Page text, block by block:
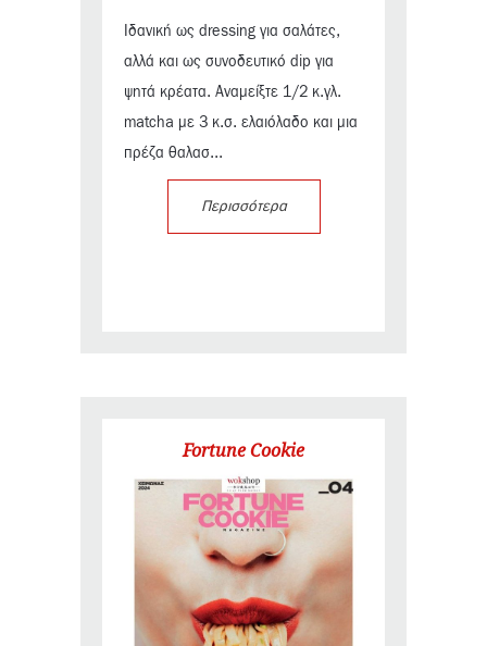
Ιδανική ως dressing για σαλάτες,
αλλά και ως συνοδευτικό dip για
ψητά κρέατα. Αναμείξτε 1/2 κ.γλ.
matcha με 3 κ.σ. ελαιόλαδο και μια
πρέζα θαλασ...
Περισσότερα
Fortune Cookie